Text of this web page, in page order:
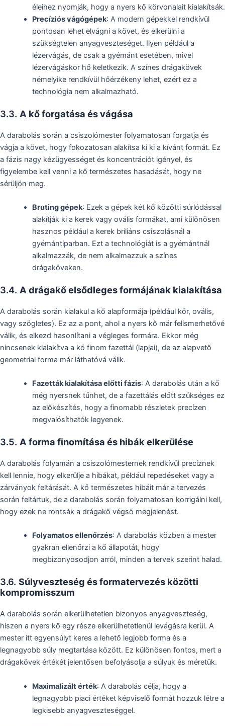
éleihez nyomják, hogy a nyers kő körvonalait kialakítsák.
Precíziós vágógépek: A modern gépekkel rendkívül
pontosan lehet elvágni a követ, és elkerülni a
szükségtelen anyagveszteséget. Ilyen például a
lézervágás, de csak a gyémánt esetében, mivel
lézervágáskor hő keletkezik. A színes drágakövek
némelyike rendkívül hőérzékeny lehet, ezért ez a
technológia nem alkalmazható.
3.3. A kő forgatása és vágása
A darabolás során a csiszolómester folyamatosan forgatja és
vágja a követ, hogy fokozatosan alakítsa ki ki a kívánt formát. Ez
a fázis nagy kézügyességet és koncentrációt igényel, és
figyelembe kell venni a kő természetes hasadását, hogy ne
sérüljön meg.
Bruting gépek: Ezek a gépek két kő közötti súrlódással
alakítják ki a kerek vagy ovális formákat, ami különösen
hasznos például a kerek briliáns csiszolásnál a
gyémántiparban. Ezt a technológiát is a gyémántnál
alkalmazzák, de nem alkalmazzuk a színes
drágaköveken.
3.4. A drágakő elsődleges formájának kialakítása
A darabolás során kialakul a kő alapformája (például kör, ovális,
vagy szögletes). Ez az a pont, ahol a nyers kő már felismerhetővé
válik, és elkezd hasonlítani a végleges formára. Ekkor még
nincsenek kialakítva a kő finom fazettái (lapjai), de az alapvető
geometriai forma már láthatóvá válik.
Fazetták kialakítása előtti fázis: A darabolás után a kő
még nyersnek tűnhet, de a fazettálás előtt szükséges ez
az előkészítés, hogy a finomabb részletek precízen
megvalósíthatók legyenek.
3.5. A forma finomítása és hibák elkerülése
A darabolás folyamán a csiszolómesternek rendkívül precíznek
kell lennie, hogy elkerülje a hibákat, például repedéseket vagy a
zárványok feltárását. A kő természetes hibáit már a tervezés
során feltártuk, de a darabolás során folyamatosan korrigálni kell,
hogy ezek ne rontsák a drágakő végső megjelenést.
Folyamatos ellenőrzés: A darabolás közben a mester
gyakran ellenőrzi a kő állapotát, hogy
megbizonyosodjon arról, minden a tervek szerint halad.
3.6. Súlyveszteség és formatervezés közötti
kompromisszum
A darabolás során elkerülhetetlen bizonyos anyagveszteség,
hiszen a nyers kő egy része elkerülhetetlenül levágásra kerül. A
mester itt egyensúlyt keres a lehető legjobb forma és a
legnagyobb súly megtartása között. Ez különösen fontos, mert a
drágakövek értékét jelentősen befolyásolja a súlyuk és méretük.
Maximalizált érték: A darabolás célja, hogy a
legnagyobb piaci értéket képviselő formát hozzuk létre a
legkisebb anyagveszteséggel.